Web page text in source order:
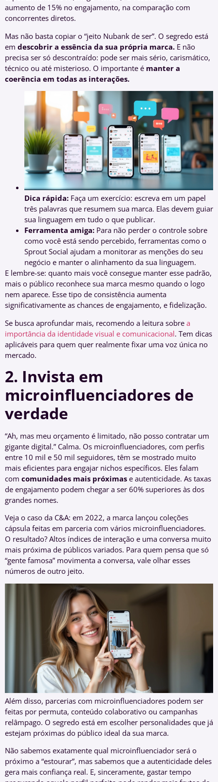
aumento de 15% no engajamento, na comparação com
concorrentes diretos.
Mas não basta copiar o “jeito Nubank de ser”. O segredo está
em descobrir a essência da sua própria marca. E não
precisa ser só descontraído: pode ser mais sério, carismático,
técnico ou até misterioso. O importante é manter a
coerência em todas as interações.
Dica rápida: Faça um exercício: escreva em um papel
três palavras que resumem sua marca. Elas devem guiar
sua linguagem em tudo o que publicar.
Ferramenta amiga: Para não perder o controle sobre
como você está sendo percebido, ferramentas como o
Sprout Social ajudam a monitorar as menções do seu
negócio e manter o alinhamento da sua linguagem.
E lembre-se: quanto mais você consegue manter esse padrão,
mais o público reconhece sua marca mesmo quando o logo
nem aparece. Esse tipo de consistência aumenta
significativamente as chances de engajamento, e fidelização.
Se busca aprofundar mais, recomendo a leitura sobre a
importância da identidade visual e comunicacional. Tem dicas
aplicáveis para quem quer realmente fixar uma voz única no
mercado.
2. Invista em
microinfluenciadores de
verdade
“Ah, mas meu orçamento é limitado, não posso contratar um
gigante digital.” Calma. Os microinfluenciadores, com perfis
entre 10 mil e 50 mil seguidores, têm se mostrado muito
mais eficientes para engajar nichos específicos. Eles falam
com comunidades mais próximas e autenticidade. As taxas
de engajamento podem chegar a ser 60% superiores às dos
grandes nomes.
Veja o caso da C&A: em 2022, a marca lançou coleções
cápsula feitas em parceria com vários microinfluenciadores.
O resultado? Altos índices de interação e uma conversa muito
mais próxima de públicos variados. Para quem pensa que só
“gente famosa” movimenta a conversa, vale olhar esses
números de outro jeito.
Além disso, parcerias com microinfluenciadores podem ser
feitas por permuta, conteúdo colaborativo ou campanhas
relâmpago. O segredo está em escolher personalidades que já
estejam próximas do público ideal da sua marca.
Não sabemos exatamente qual microinfluenciador será o
próximo a “estourar”, mas sabemos que a autenticidade deles
gera mais confiança real. E, sinceramente, gastar tempo